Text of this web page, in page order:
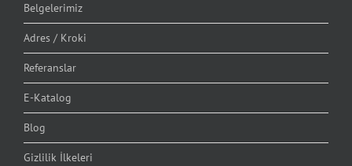
Belgelerimiz
Adres / Kroki
Referanslar
E-Katalog
Blog
Gizlilik İlkeleri